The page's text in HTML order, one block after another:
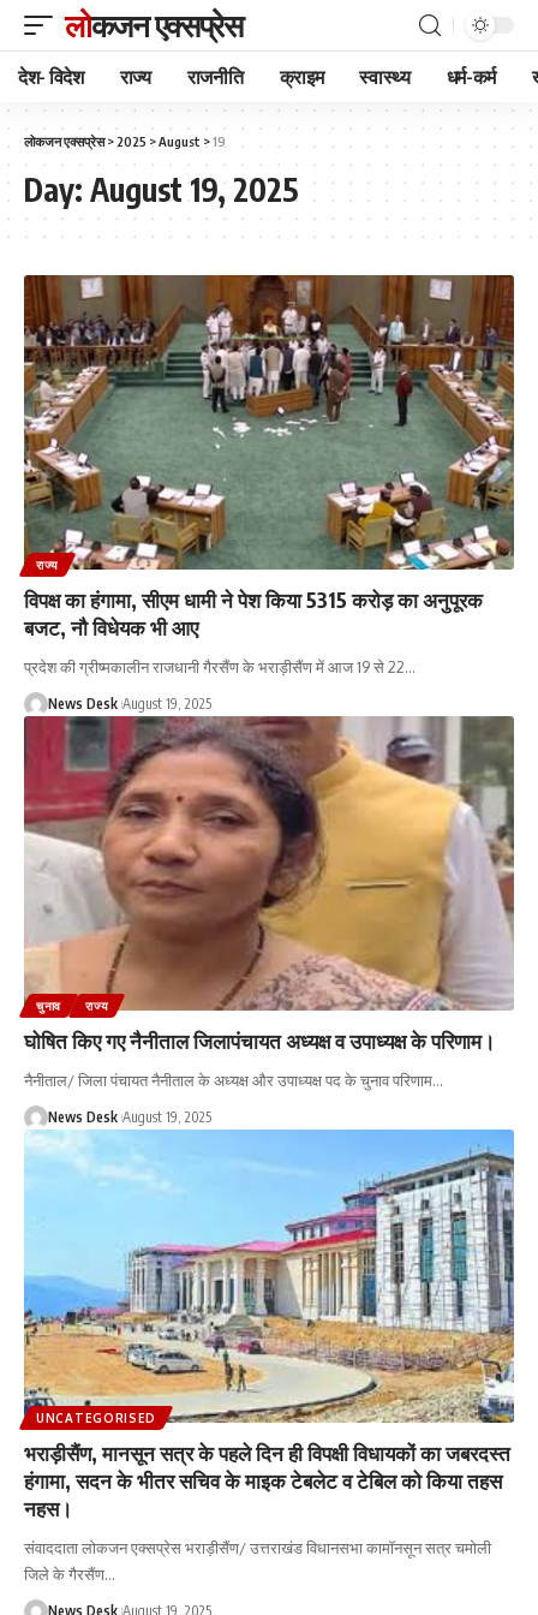
लोकजन एक्सप्रेस
देश- विदेश राज्य राजनीति क्राइम स्वास्थ्य धर्म-कर्म
लोकजन एक्सप्रेस> 2025 >August >19
Day: August 19, 2025
राज्य
विपक्ष का हंगामा, सीएम धामी ने पेश किया 5315 करोड़ का अनुपूरक
बजट, नौ विधेयक भी आए
प्रदेश की ग्रीष्मकालीन राजधानी गैरसैंण के भराड़ीसैंण में आज 19 से 22…
News Desk August 19, 2025
चुनाव राज्य
घोषित किए गए नैनीताल जिलापंचायत अध्यक्ष व उपाध्यक्ष के परिणाम।
नैनीताल/ जिला पंचायत नैनीताल के अध्यक्ष और उपाध्यक्ष पद के चुनाव परिणाम…
News Desk August 19, 2025
UNCATEGORISED
भराड़ीसैंण, मानसून सत्र के पहले दिन ही विपक्षी विधायकों का जबरदस्त
हंगामा, सदन के भीतर सचिव के माइक टेबलेट व टेबिल को किया तहस
नहस।
संवाददाता लोकजन एक्सप्रेस भराड़ीसैंण/ उत्तराखंड विधानसभा कामॉनसून सत्र चमोली
जिले के गैरसैंण…
News Desk August 19, 2025